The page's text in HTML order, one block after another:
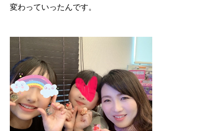
変わっていったんです。